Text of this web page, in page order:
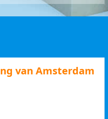
van Amsterdam